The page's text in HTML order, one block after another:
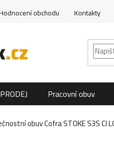
obchodu Kontakty
Pracovní obuv
obuv Cofra STOKE S3S CI